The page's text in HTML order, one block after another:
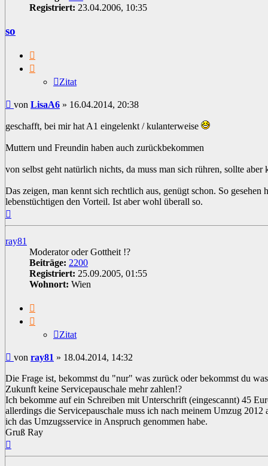
Registriert: 23.04.2006, 10:35
so
Zitat
Beitrag
von LisaA6 » 16.04.2014, 20:38
geschafft, bei mir hat A1 eingelenkt / kulanterweise
Muttern und Freundin haben auch zurückbekommen
von selbst geht natürlich nichts, da muss man sich rühren, sollte aber
Das zeigen, man kennt sich rechtlich aus, genügt schon. So gesehen
lebenstüchtigen den Vorteil. Ist aber wohl überall so.
ray81
Moderator oder Gottheit !?
Beiträge: 2200
Registriert: 25.09.2005, 01:55
Wohnort: Wien
Zitat
Beitrag
von ray81 » 18.04.2014, 14:32
Die Frage ist, bekommst du "nur" was zurück oder bekommst du
Zukunft keine Servicepauschale mehr zahlen!?
Ich bekomme auf ein Schreiben mit Unterschrift (eingescannt) 45
allerdings die Servicepauschale muss ich nach meinem Umzug
ich das Umzugsservice in Anspruch genommen habe.
Gruß Ray